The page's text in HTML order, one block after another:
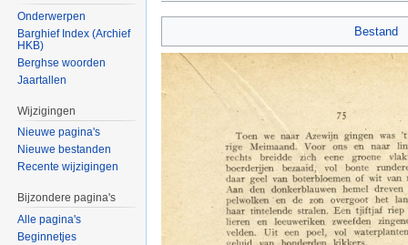
Bestand
Onderwerpen
Barghief Index (Archief
HKB)
Berghse woorden
Jaartallen
Wijzigingen
Nieuwe pagina's
Nieuwe bestanden
Recente wijzigingen
Bijzondere pagina's
Alle pagina's
Beginnetjes